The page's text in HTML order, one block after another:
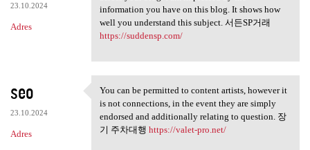
23.10.2024
Adres
information you have on this blog. It shows how
well you understand this subject. 서든SP거래
https://suddensp.com/
seo
23.10.2024
Adres
You can be permitted to
You can be permitted to content artists, however it
is not connections, in the event they are simply
endorsed and additionally relating to question. 장
기 주차대행 https://valet-pro.net/